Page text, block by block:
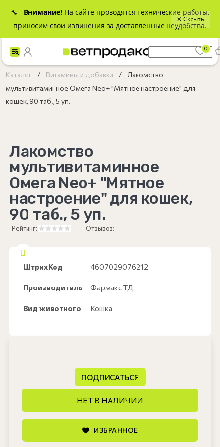
🔧 Внимание! На сайте проводятся технические работы,
приносим свои извинения за доставленные неудобства.
✕ Скрыть
0
Каталог Витамины и добавки
Лакомство
мультивитаминное Омега Neo+ "Мятное настроение" для
кошек, 90 таб., 5 уп.
Лакомство
мультивитаминное
Омега Neo+ "Мятное
настроение" для кошек,
90 таб., 5 уп.
Рейтинг: Отзывов:
ШтрихКод 4607029076212
Производитель Фармакс ТД
Вид животного Кошка
ПОДПИСАТЬСЯ
НЕТ В НАЛИЧИИ
ИЗБРАННОЕ